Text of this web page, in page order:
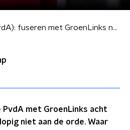
Ploumen (PvdA): fuseren met GroenLinks nu voorbarig
PvdA met GroenLinks acht
niet aan de orde. Waar